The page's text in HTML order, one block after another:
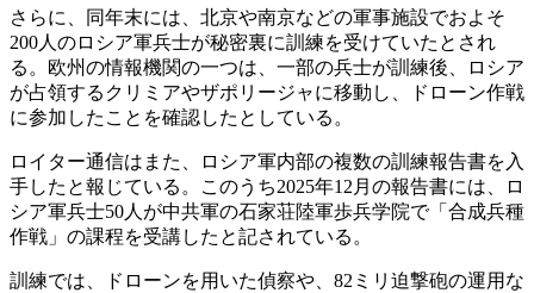
さらに、同年末には、北京や南京などの軍事施設でおよそ
200人のロシア軍兵士が秘密裏に訓練を受けていたとされ
る。欧州の情報機関の一つは、一部の兵士が訓練後、ロシア
が占領するクリミアやザポリージャに移動し、ドローン作戦
に参加したことを確認したとしている。
ロイター通信はまた、ロシア軍内部の複数の訓練報告書を入
手したと報じている。このうち2025年12月の報告書には、ロ
シア軍兵士50人が中共軍の石家荘陸軍歩兵学院で「合成兵種
作戦」の課程を受講したと記されている。
訓練では、ドローンを用いた偵察や、82ミリ迫撃砲の運用な